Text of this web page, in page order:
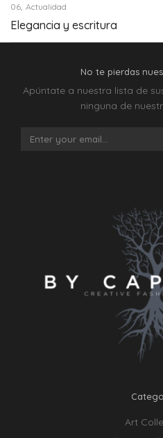
06 Actualidad
Elegancia y escritura
No te pierdas
Apúntate a nuestra lista de
ninguna de
Art